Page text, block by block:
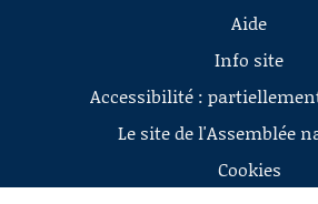
Aide
Info site
Accessibilité :
Le site de l'Assemblée
Cookies